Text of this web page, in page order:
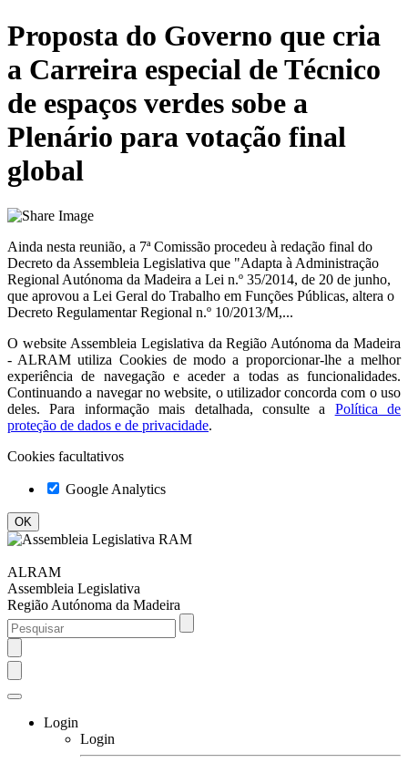
Proposta do Governo que cria
a Carreira especial de Técnico
de espaços verdes sobe a
Plenário para votação final
global
Ainda nesta reunião, a 7ª Comissão procedeu à redação final do
Decreto da Assembleia Legislativa que "Adapta à Administração
Regional Autónoma da Madeira a Lei n.º 35/2014, de 20 de junho,
que aprovou a Lei Geral do Trabalho em Funções Públicas, altera o
Decreto Regulamentar Regional n.º 10/2013/M,...
O website Assembleia Legislativa da Região Autónoma da Madeira
- ALRAM utiliza Cookies de modo a proporcionar-lhe a melhor
experiência de navegação e aceder a todas as funcionalidades.
Continuando a navegar no website, o utilizador concorda com o uso
deles. Para informação mais detalhada, consulte a
Política de
proteção de dados e de privacidade.
Cookies facultativos
Google Analytics
ALRAM
Assembleia Legislativa
Região Autónoma da Madeira
Login
Login